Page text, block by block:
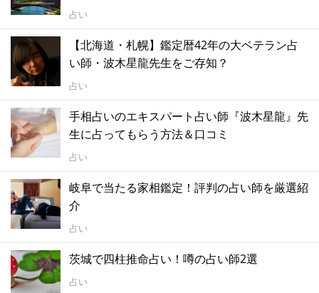
占い
【北海道・札幌】鑑定暦42年の大ベテラン占
い師・波木星龍先生をご存知？
占い
手相占いのエキスパート占い師『波木星龍』先
生に占ってもらう方法＆口コミ
占い
岐阜で当たる家相鑑定！評判の占い師を厳選紹
介
占い
茨城で四柱推命占い！噂の占い師2選
占い